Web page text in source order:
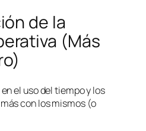
de la
(Más
el uso del tiempo y los
con los mismos (o